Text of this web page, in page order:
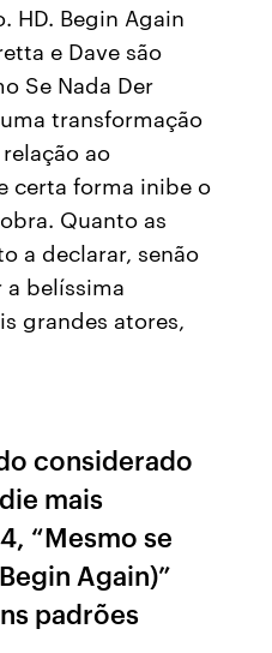
HD. Begin Again
e Dave são
Se Nada Der
transformação
ao
certa forma inibe o
Quanto as
a declarar, senão
belíssima
grandes atores,
considerado
mais
“Mesmo se
Again)”
padrões